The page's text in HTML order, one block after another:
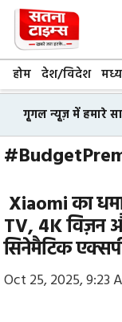
Skip
content
होम देश/विदेश
गूगल न्यूज़ में हमारे
Xiaomi का
TV, 4K विज़न
सिनेमैटिक
Oct 25, 2025, 9:23